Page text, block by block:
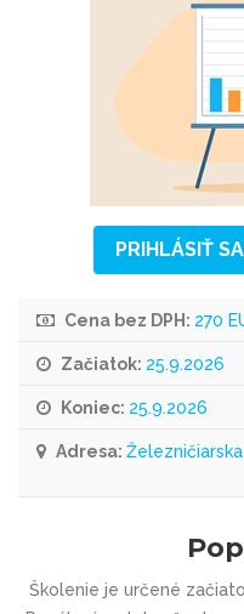
PRIHLÁSIŤ
Cena bez DPH: 270
Začiatok: 25.9.2026
Koniec: 25.9.2026
Adresa: Železničiarska
Školenie je určené